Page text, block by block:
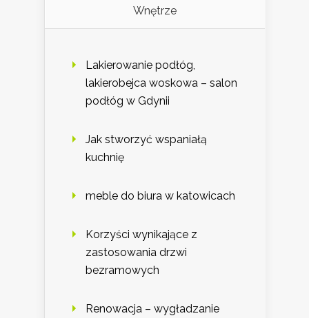
Wnętrze
Lakierowanie podłóg,
lakierobejca woskowa – salon
podłóg w Gdynii
Jak stworzyć wspaniałą
kuchnię
meble do biura w katowicach
Korzyści wynikające z
zastosowania drzwi
bezramowych
Renowacja – wygładzanie